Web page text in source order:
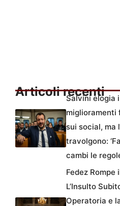
Articoli recenti
Salvini elogia i
miglioramenti
sui social, ma
travolgono:
cambi le
Fedez Rompe
L’Insulto
Operatoria e